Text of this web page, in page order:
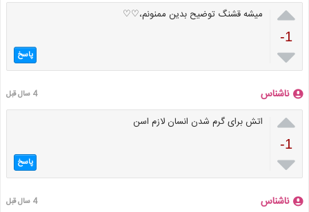

-1

میشه قشنگ توضیح بدین ممنونم،♡♡
پاسخ
ناشناس 4 سال قبل

-1

اتش برای گرم شدن انسان لازم اسن
پاسخ
ناشناس 4 سال قبل